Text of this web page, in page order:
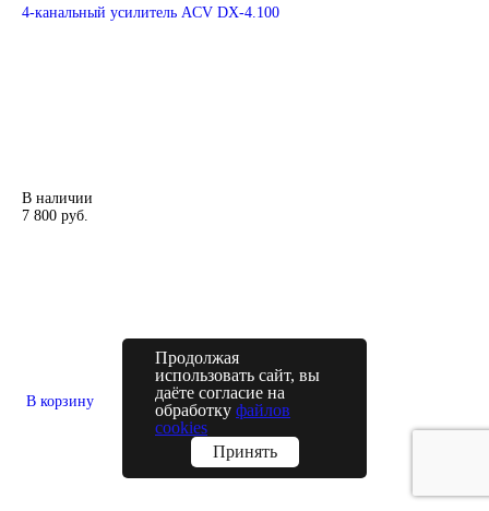
4-канальный усилитель ACV DX-4.100
В наличии
7 800 руб.
В корзину
Продолжая
использовать сайт, вы
даёте согласие на
обработку файлов
cookies
Принять